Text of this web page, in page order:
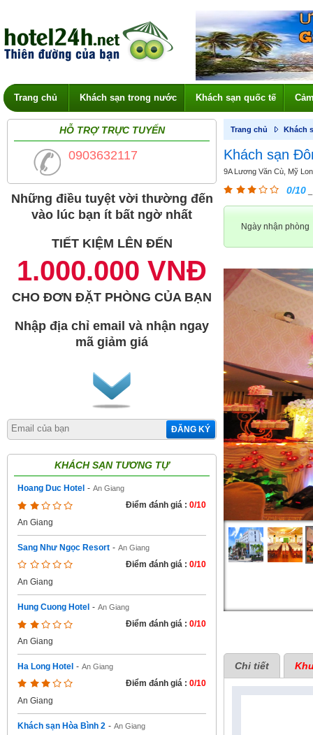
Trang chủ Khách sạn trong nước Khách sạn quốc tế
HỖ TRỢ TRỰC TUYẾN
0903632117
Những điều tuyệt vời thường đến
vào lúc bạn ít bất ngờ nhất
TIẾT KIỆM LÊN ĐẾN
1.000.000 VNĐ
CHO ĐƠN ĐẶT PHÒNG CỦA BẠN
Nhập địa chỉ email và nhận ngay
mã giảm giá
ĐĂNG KÝ
KHÁCH SẠN TƯƠNG TỰ
Hoang Duc Hotel - An Giang
Điểm đánh giá : 0/10
An Giang
Sang Như Ngọc Resort - An Giang
Điểm đánh giá : 0/10
An Giang
Hung Cuong Hotel - An Giang
Điểm đánh giá : 0/10
An Giang
Ha Long Hotel - An Giang
Điểm đánh giá : 0/10
An Giang
Khách sạn Hòa Bình 2 - An Giang
Trang chủ Khách
Khách sạn
9A Lương Văn Cù, Mỹ
0/10
Ngày nhận phòng
Chi tiết